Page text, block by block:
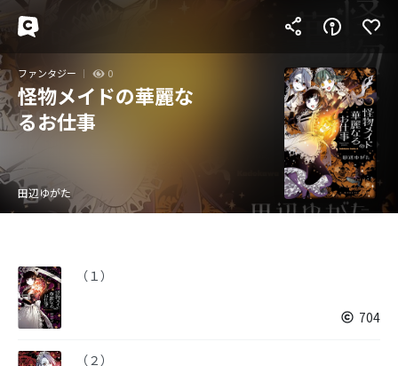
ファンタジー 0
怪物メイドの華麗な
るお仕事
田辺ゆがた
（１）
704
（２）